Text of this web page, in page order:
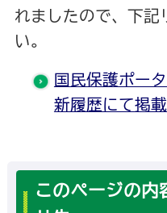
れましたので、下記
い。
国民保護ポー
新履歴にて掲載
このページの内